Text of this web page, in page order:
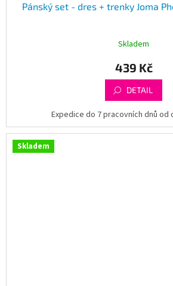
Pánský set - dres + trenky Joma
Skladem
439 Kč
DETAIL
Expedice do 7 pracovních dnů od
Skladem